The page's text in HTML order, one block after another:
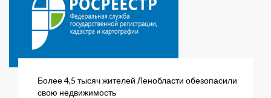
Более 4,5 тысяч жителей Ленобласти обезопасили
свою недвижимость